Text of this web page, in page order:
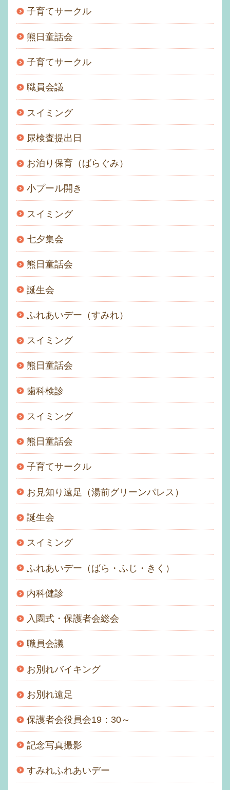
子育てサークル
熊日童話会
子育てサークル
職員会議
スイミング
尿検査提出日
お泊り保育（ばらぐみ）
小プール開き
スイミング
七夕集会
熊日童話会
誕生会
ふれあいデー（すみれ）
スイミング
熊日童話会
歯科検診
スイミング
熊日童話会
子育てサークル
お見知り遠足（湯前グリーンパレス）
誕生会
スイミング
ふれあいデー（ばら・ふじ・きく）
内科健診
入園式・保護者会総会
職員会議
お別れバイキング
お別れ遠足
保護者会役員会19：30～
記念写真撮影
すみれふれあいデー